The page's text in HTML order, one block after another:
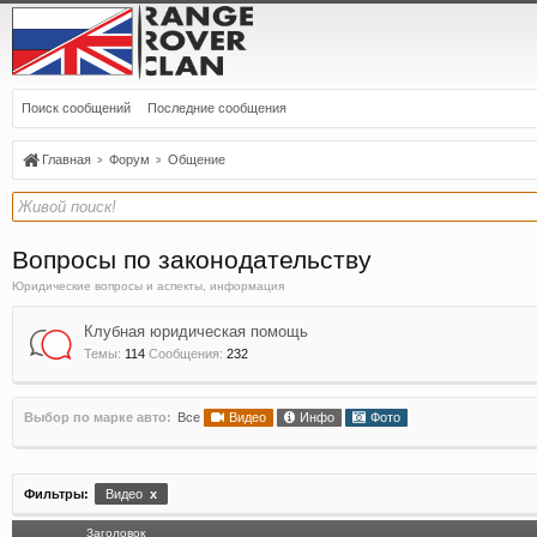
Поиск сообщений Последние сообщения
Главная Форум Общение
Вопросы по законодательству
Юридические вопросы и аспекты, информация
Клубная юридическая помощь
Темы: 114 Сообщения: 232
Выбор по марке авто: Все Видео Инфо Фото
Фильтры: Видео x
Заголовок